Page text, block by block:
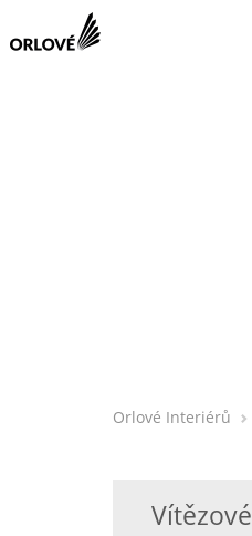
Orlové Interiérů
Vítězové